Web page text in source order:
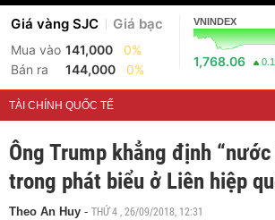
Giá vàng SJC Giá bạc
Mua vào 141,000
0%
Bán ra
144,000 0%
VNINDEX
1,768.06
TÀI CHÍNH QUỐC TẾ
Ông Trump khẳng định
trong phát biểu ở Liên hiệp
Theo An Huy - THỨ 4 , 26/09/2018, 12:31